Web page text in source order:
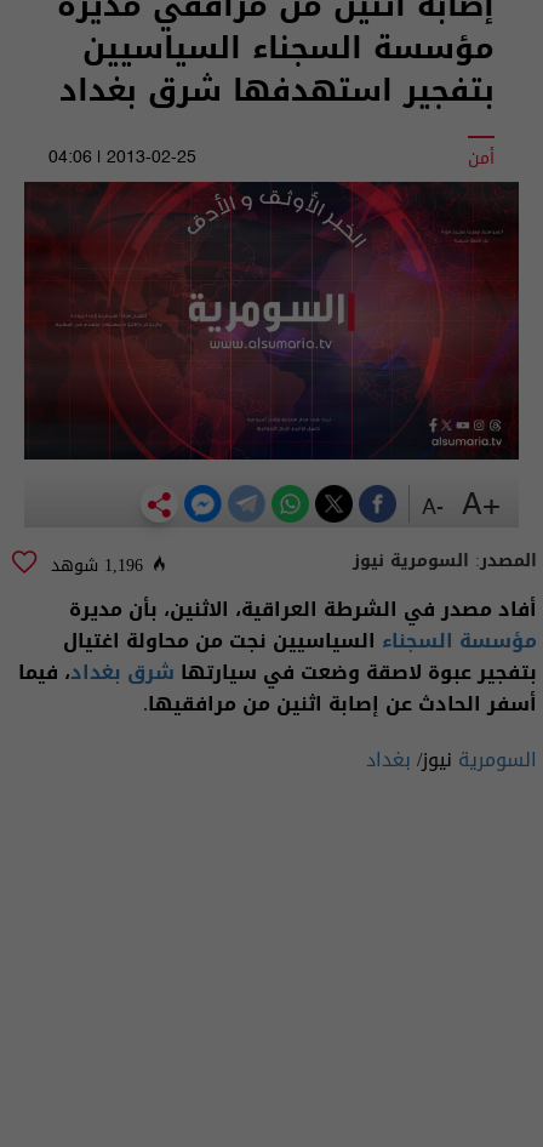
مؤسسة السجناء السياسيين
بتفجير استهدفها شرق بغداد
أمن 2013-02-25 | 04:06
المصدر: السومرية نيوز 1,196 شوهد
أفاد مصدر في الشرطة العراقية، الاثنين، بأن مديرة
مؤسسة السجناء السياسيين نجت من محاولة اغتيال
بتفجير عبوة لاصقة وضعت في سيارتها شرق بغداد، فيما
أسفر الحادث عن إصابة اثنين من مرافقيها.
السومرية نيوز/بغداد
+A
-A